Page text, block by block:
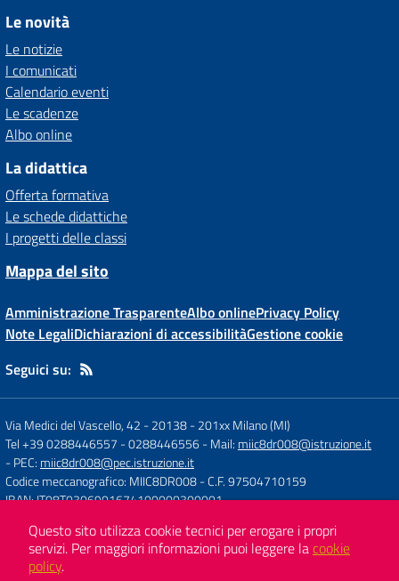
Le novità
Le notizie
I comunicati
Calendario eventi
Le scadenze
Albo online
La didattica
Offerta formativa
Le schede didattiche
I progetti delle classi
Mappa del sito
Amministrazione TrasparenteAlbo onlinePrivacy Policy
Note LegaliDichiarazioni di accessibilitàGestione cookie
Seguici su:
Via Medici del Vascello, 42 - 20138-201xx Milano (MI)
Tel +39 0288446557 - 0288446556- Mail: miic8dr008@istruzione.it
- PEC: miic8dr008@pec.istruzione.it
Codice meccanografico: MIIC8DR008- C.F. 97504710159
IBAN: IT08T0306901674100000300001
Concept & Design by
Designers Italia
Questo sito utilizza cookie tecnici per erogare i propri
servizi. Per maggiori informazioni puoi leggere la cookie
policy.